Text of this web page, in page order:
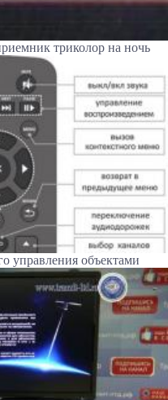
триколор на ночь
управления объектами